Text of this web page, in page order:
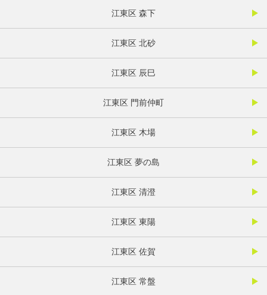
江東区 森下
江東区 北砂
江東区 辰巳
江東区 門前仲町
江東区 木場
江東区 夢の島
江東区 清澄
江東区 東陽
江東区 佐賀
江東区 常盤